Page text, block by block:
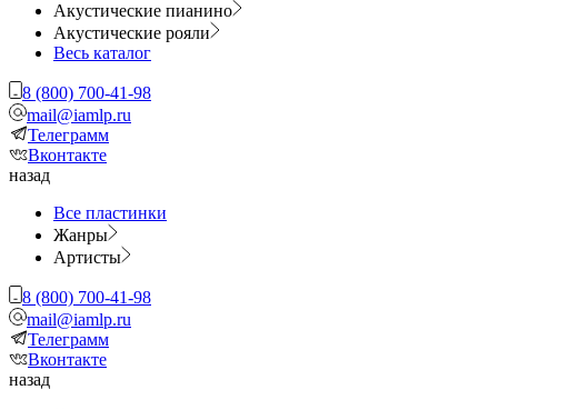
Акустические пианино
Акустические рояли
Весь каталог
8 (800) 700-41-98
mail@iamlp.ru
Телеграмм
Вконтакте
назад
Все пластинки
Жанры
Артисты
8 (800) 700-41-98
mail@iamlp.ru
Телеграмм
Вконтакте
назад